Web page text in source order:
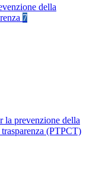
della
7
la prevenzione della
(PTPCT)